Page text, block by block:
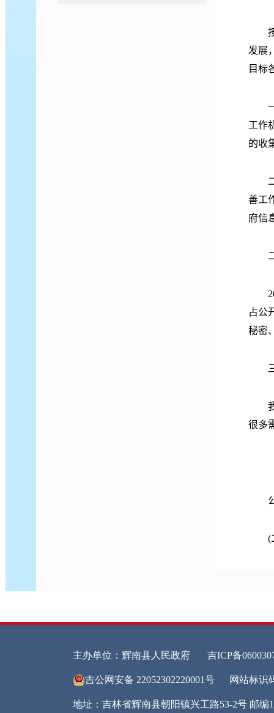
按
发展
目标
一
工作
的收
二
善工
府信
二
占公
秘密
三
我
很多
公
(二
性、
清醒